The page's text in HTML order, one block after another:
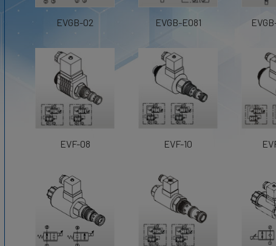
EVGB-02 EVGB-E081
EVF-08 EVF-10